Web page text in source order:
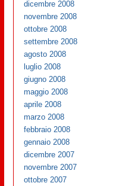
dicembre 2008
novembre 2008
ottobre 2008
settembre 2008
agosto 2008
luglio 2008
giugno 2008
maggio 2008
aprile 2008
marzo 2008
febbraio 2008
gennaio 2008
dicembre 2007
novembre 2007
ottobre 2007